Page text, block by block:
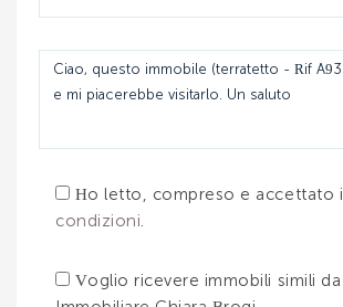
Ho letto, compreso e accettato i
condizioni
Voglio ricevere immobili simili da